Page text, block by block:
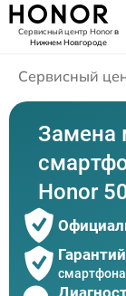
Сервисный центр Honorв
Нижнем Новгороде
Сервисный
Замена
Honor